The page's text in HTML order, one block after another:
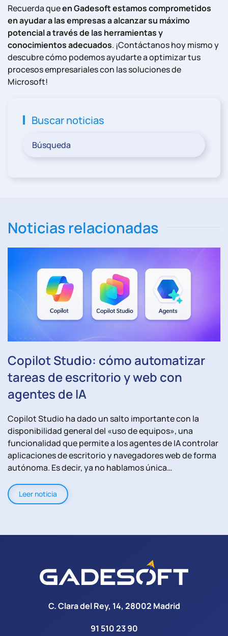
Recuerda queen Gadesoft estamos comprometidos
en ayudar a las empresas a alcanzar su máximo
potencial a través de las herramientas y
conocimientos adecuados. ¡Contáctanos hoy mismo y
descubre cómo podemos ayudarte a optimizar tus
procesos empresariales con las soluciones de
Microsoft!
Buscar noticias
Noticias relacionadas
Copilot Studio: cómo automatizar
tareas de escritorio y web con
agentes de IA
Copilot Studio ha dado un salto importante con la
disponibilidad general del «uso de equipos», una
funcionalidad que permite a los agentes de IA controlar
aplicaciones de escritorio y navegadores web de forma
autónoma. Es decir, ya no hablamos única…
Leer noticia
C. Clara del Rey, 14, 28002 Madrid
91 510 23 90